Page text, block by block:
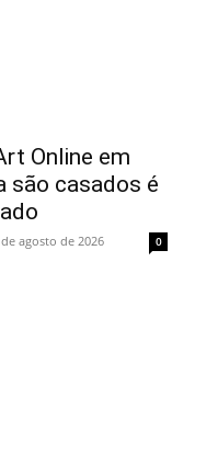
Online em
são casados é
agosto de 2026 0